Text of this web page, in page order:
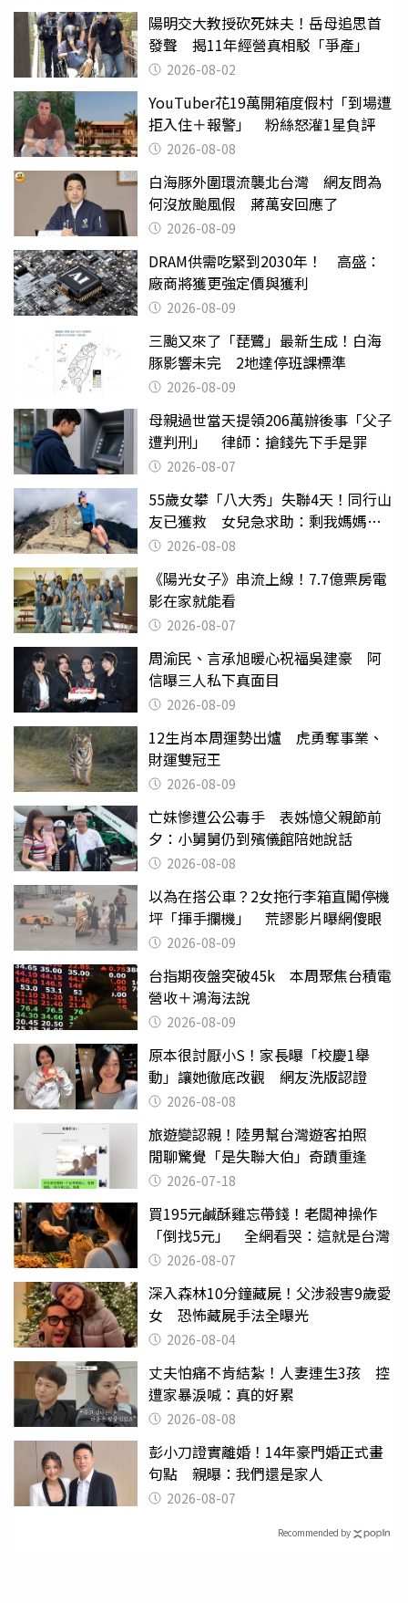
陽明交大教授砍死妹夫！岳母追思首
發聲 揭11年經營真相駁「爭產」
2026-08-02
YouTuber花19萬開箱度假村「到場遭
拒入住＋報警」 粉絲怒灌1星負評
2026-08-08
白海豚外圍環流襲北台灣 網友問為
何沒放颱風假 蔣萬安回應了
2026-08-09
DRAM供需吃緊到2030年！ 高盛：
廠商將獲更強定價與獲利
2026-08-09
三颱又來了「琵鷺」最新生成！白海
豚影響未完 2地達停班課標準
2026-08-09
母親過世當天提領206萬辦後事「父子
遭判刑」 律師：搶錢先下手是罪
2026-08-07
55歲女攀「八大秀」失聯4天！同行山
友已獲救 女兒急求助：剩我媽媽還
沒找到
2026-08-08
《陽光女子》串流上線！7.7億票房電
影在家就能看
2026-08-07
周渝民、言承旭暖心祝福吳建豪 阿
信曝三人私下真面目
2026-08-09
12生肖本周運勢出爐 虎勇奪事業、
財運雙冠王
2026-08-09
亡妹慘遭公公毒手 表姊憶父親節前
夕：小舅舅仍到殯儀館陪她說話
2026-08-08
以為在搭公車？2女拖行李箱直闖停機
坪「揮手攔機」 荒謬影片曝網傻眼
2026-08-09
台指期夜盤突破45k 本周聚焦台積電
營收＋鴻海法說
2026-08-09
原本很討厭小S！家長曝「校慶1舉
動」讓她徹底改觀 網友洗版認證
2026-08-08
旅遊變認親！陸男幫台灣遊客拍照
閒聊驚覺「是失聯大伯」奇蹟重逢
2026-07-18
買195元鹹酥雞忘帶錢！老闆神操作
「倒找5元」 全網看哭：這就是台灣
2026-08-07
深入森林10分鐘藏屍！父涉殺害9歲愛
女 恐怖藏屍手法全曝光
2026-08-04
丈夫怕痛不肯結紮！人妻連生3孩 控
遭家暴淚喊：真的好累
2026-08-08
彭小刀證實離婚！14年豪門婚正式畫
句點 親曝：我們還是家人
2026-08-07
Recommended by